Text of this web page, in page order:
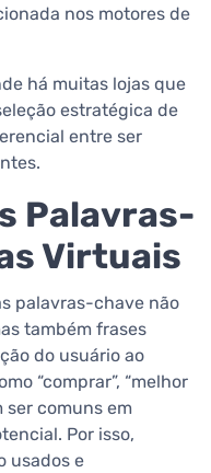
nos motores de
há muitas lojas que
estratégica de
entre ser
Palavras-
Virtuais
palavras-chave não
também frases
do usuário ao
“comprar”, “melhor
ser comuns em
Por isso,
usados ​​e